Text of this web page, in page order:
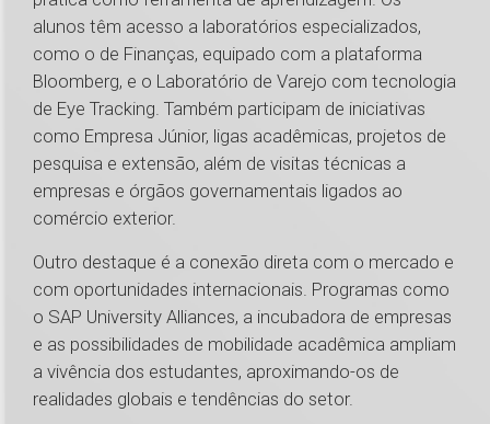
alunos têm acesso a laboratórios especializados,
como o de Finanças, equipado com a plataforma
Bloomberg, e o Laboratório de Varejo com tecnologia
de Eye Tracking. Também participam de iniciativas
como Empresa Júnior, ligas acadêmicas, projetos de
pesquisa e extensão, além de visitas técnicas a
empresas e órgãos governamentais ligados ao
comércio exterior.
Outro destaque é a conexão direta com o mercado e
com oportunidades internacionais. Programas como
o SAP University Alliances, a incubadora de empresas
e as possibilidades de mobilidade acadêmica ampliam
a vivência dos estudantes, aproximando-os de
realidades globais e tendências do setor.